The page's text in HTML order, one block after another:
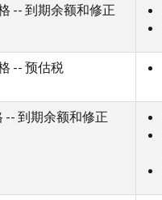
-- 到期余额和修正
-- 预估税
-- 到期余额和修正